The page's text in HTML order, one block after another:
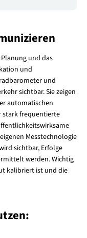
und das
und
und
sichtbar. Sie zeigen
automatischen
stark frequentierte
Messtechnologie
sichtbar, Erfolge
werden. Wichtig
kalibriert ist und die